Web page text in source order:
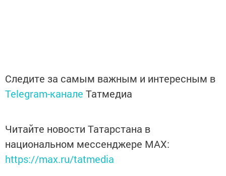
Следите за самым важным и интересным в
Telegram-канале Татмедиа
Читайте новости Татарстана в
национальном мессенджере MАХ:
https://max.ru/tatmedia